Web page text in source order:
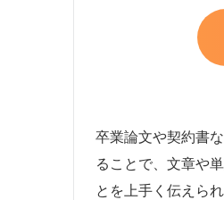
卒業論文や契約書
ることで、文章や
とを上手く伝えら